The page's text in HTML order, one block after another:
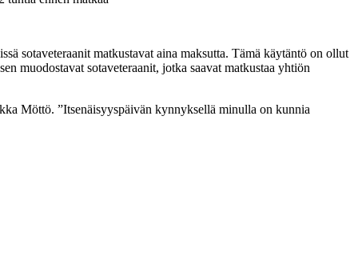
sotaveteraanit matkustavat aina maksutta. Tämä käytäntö on ollut
muodostavat sotaveteraanit, jotka saavat matkustaa yhtiön
Möttö. ”Itsenäisyyspäivän kynnyksellä minulla on kunnia